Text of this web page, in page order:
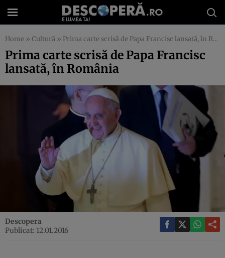
Home » Cultură » Prima carte scrisă de Papa Francisc lansată, în România
Prima carte scrisă de Papa Francisc
lansată, în România
Descopera
Publicat: 12.01.2016